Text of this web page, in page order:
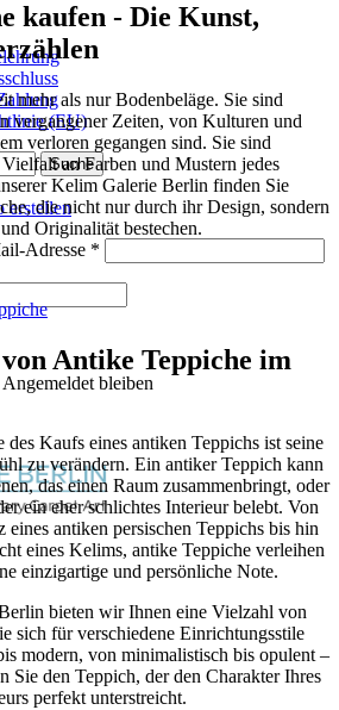
(EU)
Suche
erstellen
Adresse *
Angemeldet bleiben
kaufen - Die Kunst,
mehr als nur Bodenbeläge. Sie sind
vergangener Zeiten, von Kulturen und
verloren gegangen sind. Sie sind
an Farben und Mustern jedes
Kelim Galerie Berlin finden Sie
die nicht nur durch ihr Design, sondern
Originalität bestechen.
Antike Teppiche im
Kaufs eines antiken Teppichs ist seine
zu verändern. Ein antiker Teppich kann
das einen Raum zusammenbringt, oder
ein eher schlichtes Interieur belebt. Von
eines antiken persischen Teppichs bis hin
eines Kelims, antike Teppiche verleihen
einzigartige und persönliche Note.
bieten wir Ihnen eine Vielzahl von
sich für verschiedene Einrichtungsstile
modern, von minimalistisch bis opulent –
Sie den Teppich, der den Charakter Ihres
perfekt unterstreicht.